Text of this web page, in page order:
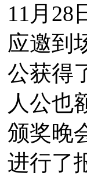
11月28
应邀到
公获得
人公也
颁奖晚
进行了